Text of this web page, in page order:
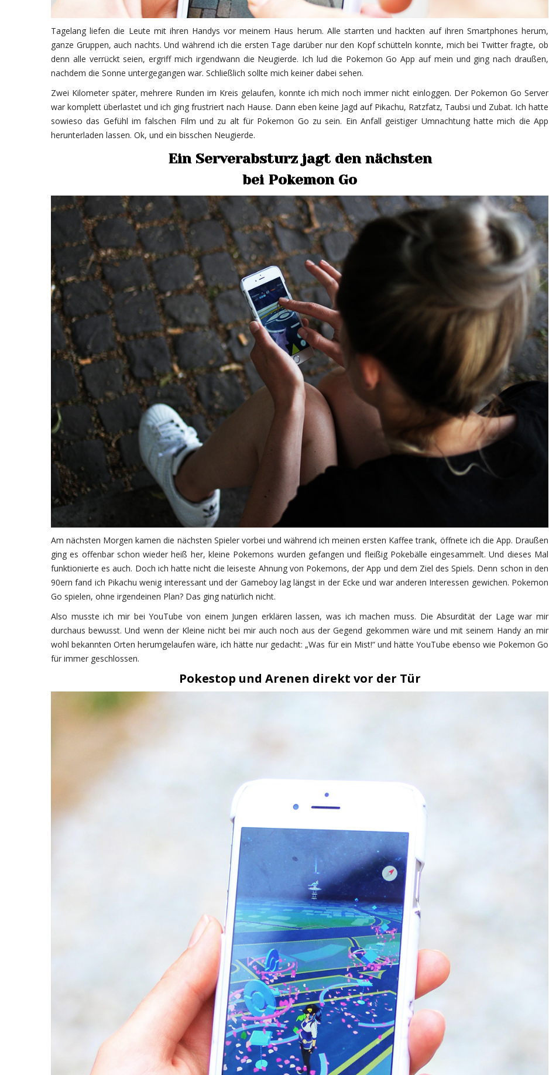
Tagelang liefen die Leute mit ihren Handys vor meinem Haus herum. Alle starrten und hackten auf ihren Smartphones herum,
ganze Gruppen, auch nachts. Und während ich die ersten Tage darüber nur den Kopf schütteln konnte, mich bei Twitter fragte, ob
denn alle verrückt seien, ergriff mich irgendwann die Neugierde. Ich lud die Pokemon Go App auf mein und ging nach draußen,
nachdem die Sonne untergegangen war. Schließlich sollte mich keiner dabei sehen.
Zwei Kilometer später, mehrere Runden im Kreis gelaufen, konnte ich mich noch immer nicht einloggen. Der Pokemon Go Server
war komplett überlastet und ich ging frustriert nach Hause. Dann eben keine Jagd auf Pikachu, Ratzfatz, Taubsi und Zubat. Ich hatte
sowieso das Gefühl im falschen Film und zu alt für Pokemon Go zu sein. Ein Anfall geistiger Umnachtung hatte mich die App
herunterladen lassen. Ok, und ein bisschen Neugierde.
Ein Serverabsturz jagt den nächsten
bei Pokemon Go
Am nächsten Morgen kamen die nächsten Spieler vorbei und während ich meinen ersten Kaffee trank, öffnete ich die App. Draußen
ging es offenbar schon wieder heiß her, kleine Pokemons wurden gefangen und fleißig Pokebälle eingesammelt. Und dieses Mal
funktionierte es auch. Doch ich hatte nicht die leiseste Ahnung von Pokemons, der App und dem Ziel des Spiels. Denn schon in den
90ern fand ich Pikachu wenig interessant und der Gameboy lag längst in der Ecke und war anderen Interessen gewichen. Pokemon
Go spielen, ohne irgendeinen Plan? Das ging natürlich nicht.
Also musste ich mir bei YouTube von einem Jungen erklären lassen, was ich machen muss. Die Absurdität der Lage war mir
durchaus bewusst. Und wenn der Kleine nicht bei mir auch noch aus der Gegend gekommen wäre und mit seinem Handy an mir
wohl bekannten Orten herumgelaufen wäre, ich hätte nur gedacht: „Was für ein Mist!“ und hätte YouTube ebenso wie Pokemon Go
für immer geschlossen.
Pokestop und Arenen direkt vor der Tür